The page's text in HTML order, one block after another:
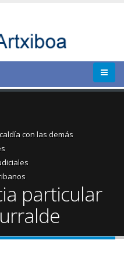
con las demás
particular